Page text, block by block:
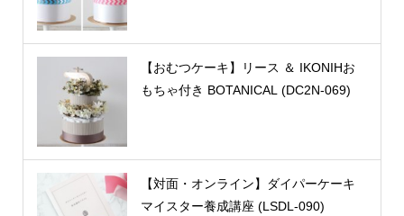
【おむつケーキ】リース ＆ IKONIHお
もちゃ付き BOTANICAL (DC2N-069)
【対面・オンライン】ダイパーケーキ
マイスター養成講座 (LSDL-090)